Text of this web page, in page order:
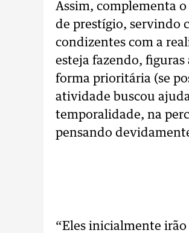
Assim, complementa
de prestígio, servindo
condizentes com a
esteja fazendo, figuras
forma prioritária (se
atividade buscou
temporalidade, na
pensando
“Eles inicialmente